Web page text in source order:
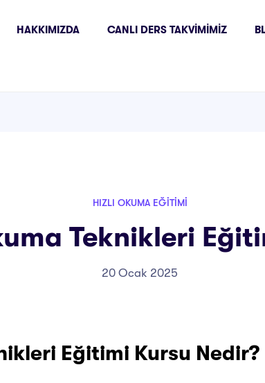
HAKKIMIZDA CANLI DERS TAKVIMIMIZ
HIZLI OKUMA EĞITIMI
Teknikleri
20 Ocak 2025
Eğitimi Kursu Nedir?